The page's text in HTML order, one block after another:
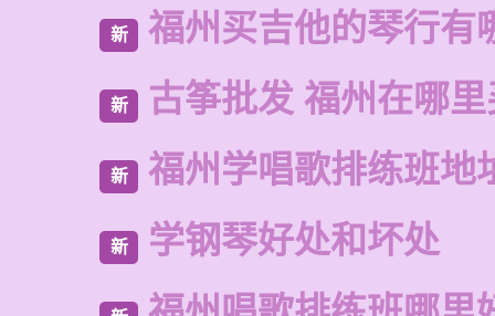
新 福州买吉他的琴行有
新 古筝批发 福州在哪
新 福州学唱歌排练班地
新 学钢琴好处和坏处